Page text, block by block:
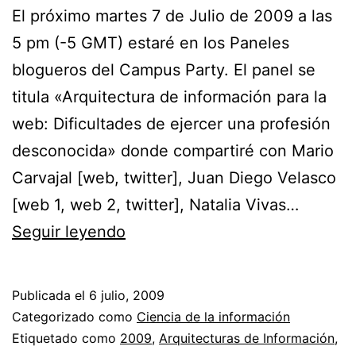
El próximo martes 7 de Julio de 2009 a las
5 pm (-5 GMT) estaré en los Paneles
blogueros del Campus Party. El panel se
titula «Arquitectura de información para la
web: Dificultades de ejercer una profesión
desconocida» donde compartiré con Mario
Carvajal [web, twitter], Juan Diego Velasco
[web 1, web 2, twitter], Natalia Vivas…
Seguir leyendo
//
Diseñando
Publicada el 6 julio, 2009
Categorizado como Ciencia de la información
Etiquetado como 2009, Arquitecturas de Información,